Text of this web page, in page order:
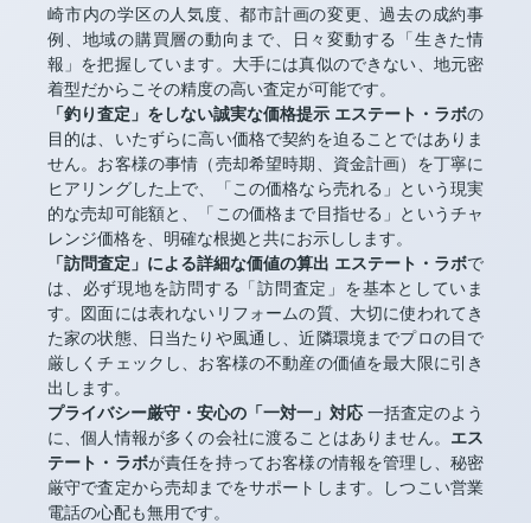
崎市内の学区の人気度、都市計画の変更、過去の成約事
例、地域の購買層の動向まで、日々変動する「生きた情
報」を把握しています。大手には真似のできない、地元密
着型だからこその精度の高い査定が可能です。
「釣り査定」をしない誠実な価格提示 エステート・ラボの
目的は、いたずらに高い価格で契約を迫ることではありま
せん。お客様の事情（売却希望時期、資金計画）を丁寧に
ヒアリングした上で、「この価格なら売れる」という現実
的な売却可能額と、「この価格まで目指せる」というチャ
レンジ価格を、明確な根拠と共にお示しします。
「訪問査定」による詳細な価値の算出 エステート・ラボで
は、必ず現地を訪問する「訪問査定」を基本としていま
す。図面には表れないリフォームの質、大切に使われてき
た家の状態、日当たりや風通し、近隣環境までプロの目で
厳しくチェックし、お客様の不動産の価値を最大限に引き
出します。
プライバシー厳守・安心の「一対一」対応 一括査定のよう
に、個人情報が多くの会社に渡ることはありません。 エス
テート・ラボが責任を持ってお客様の情報を管理し、秘密
厳守で査定から売却までをサポートします。しつこい営業
電話の心配も無用です。